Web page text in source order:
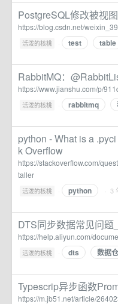
PostgreSQL修改被视
https://blog.csdn.net/
活泼的核桃 · test table
RabbitMQ：
https://www.jianshu.com/p/
活泼的核桃 · rabbitmq
python - What is a
k Overflow
https://stackoverflow.com/
taller
活泼的核桃 · python · 3
DTS同步数据常见问
https://help.aliyun.com/
活泼的核桃 · dts 数据
Typescrip异步函数
https://m.jb51.net/article/